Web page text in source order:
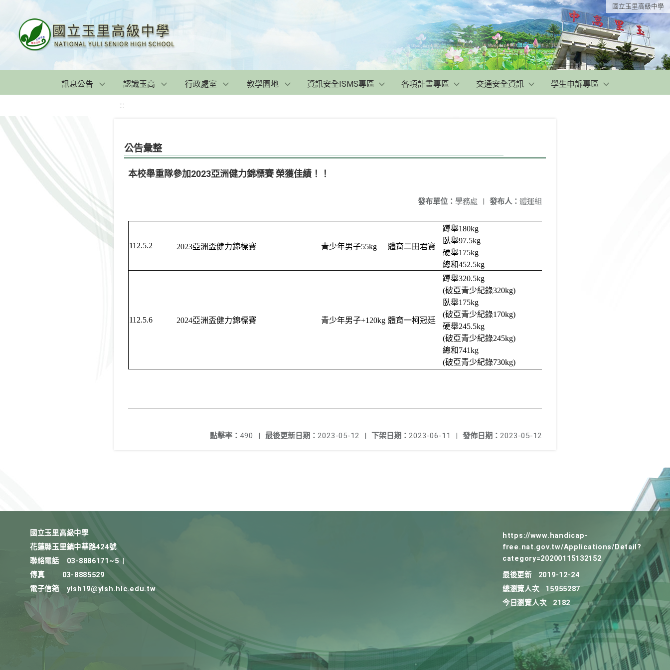
國立玉里高級中學
訊息公告 認識玉高 行政處室 教學園地 資訊安全ISMS專區 各項計畫專區 交通安全資訊 學生申訴專區
:::
公告彙整
本校舉重隊參加2023亞洲健力錦標賽 榮獲佳績！！
發布人： 體運組
發布單位： 學務處 |
112.5.2 2023亞洲盃健力錦標賽 青少年男子55kg 體育二田君寶
蹲舉180kg
臥舉97.5kg
硬舉175kg
總和452.5kg
112.5.6 2024亞洲盃健力錦標賽 青少年男子+120kg 體育一柯冠廷
蹲舉320.5kg
(破亞青少紀錄320kg)
臥舉175kg
(破亞青少紀錄170kg)
硬舉245.5kg
(破亞青少紀錄245kg)
總和741kg
(破亞青少紀錄730kg)
發佈日期： 2023-05-12
下架日期： 2023-06-11 |
最後更新日期： 2023-05-12 |
點擊率： 490 |
國立玉里高級中學
花蓮縣玉里鎮中華路424號
聯絡電話
03-8886171~5
傳真
03-8885529
電子信箱
ylsh19@ylsh.hlc.edu.tw
https://www.handicap-
free.nat.gov.tw/Applications/Detail?
category=20200115132152
最後更新
2019-12-24
總瀏覽人次
15955287
今日瀏覽人次
2182